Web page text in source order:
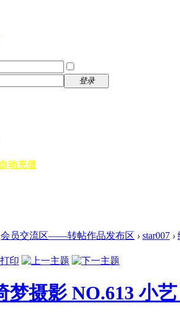
登录
动充值
会员交流区——转帖作品发布区 › star007 ›
梦摄影 NO.613 小